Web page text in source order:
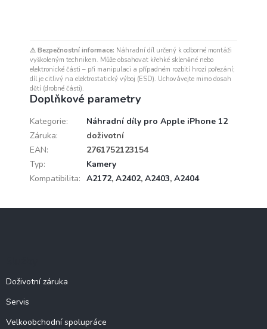
⚠ Bezpečnostní informace: Náhradní díl určený k odborné montáži
vyškoleným technikem. Může obsahovat křehké skleněné nebo
elektronické části – při manipulaci a případném rozbití hrozí pořezání;
díl je citlivý na elektrostatický výboj (ESD). Uchovávejte mimo dosah
dětí (drobné části).
Doplňkové parametry
Kategorie:
Náhradní díly pro Apple iPhone 12
Záruka:
doživotní
EAN:
2761752123154
Typ:
Kamery
Kompatibilita: A2172, A2402, A2403, A2404
Doživotní záruka
Servis
Velkoobchodní spolupráce